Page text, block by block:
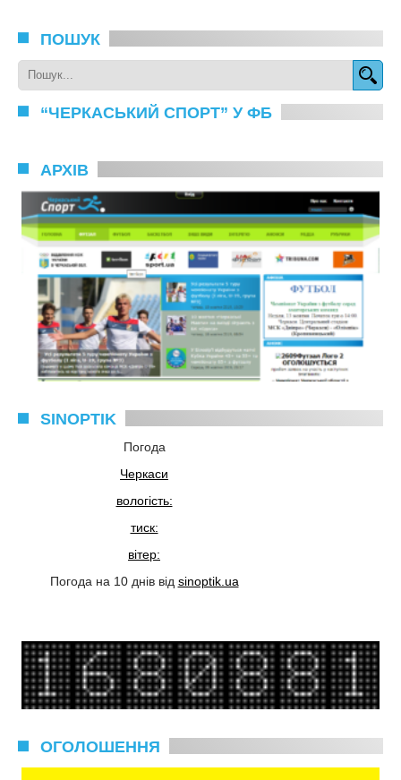
ПОШУК
“ЧЕРКАСЬКИЙ СПОРТ” У ФБ
АРХІВ
SINOPTIK
Погода
Черкаси
вологість:
тиск:
вітер:
Погода на 10 днів від sinoptik.ua
ОГОЛОШЕННЯ